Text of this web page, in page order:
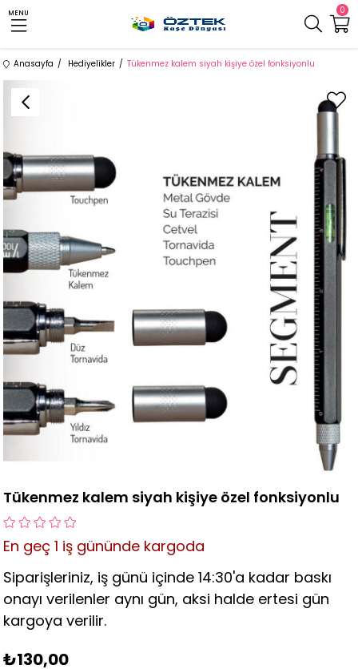
0
MENU
Anasayfa Hediyelikler Tükenmez kalem siyah kişiye özel fonksiyonlu
Tükenmez kalem siyah kişiye özel fonksiyonlu
En geç1 iş gününde kargoda
Siparişleriniz, iş günü içinde 14:30'a kadar baskı
onayı verilenler aynı gün, aksi halde ertesi gün
kargoya verilir.
₺130,00